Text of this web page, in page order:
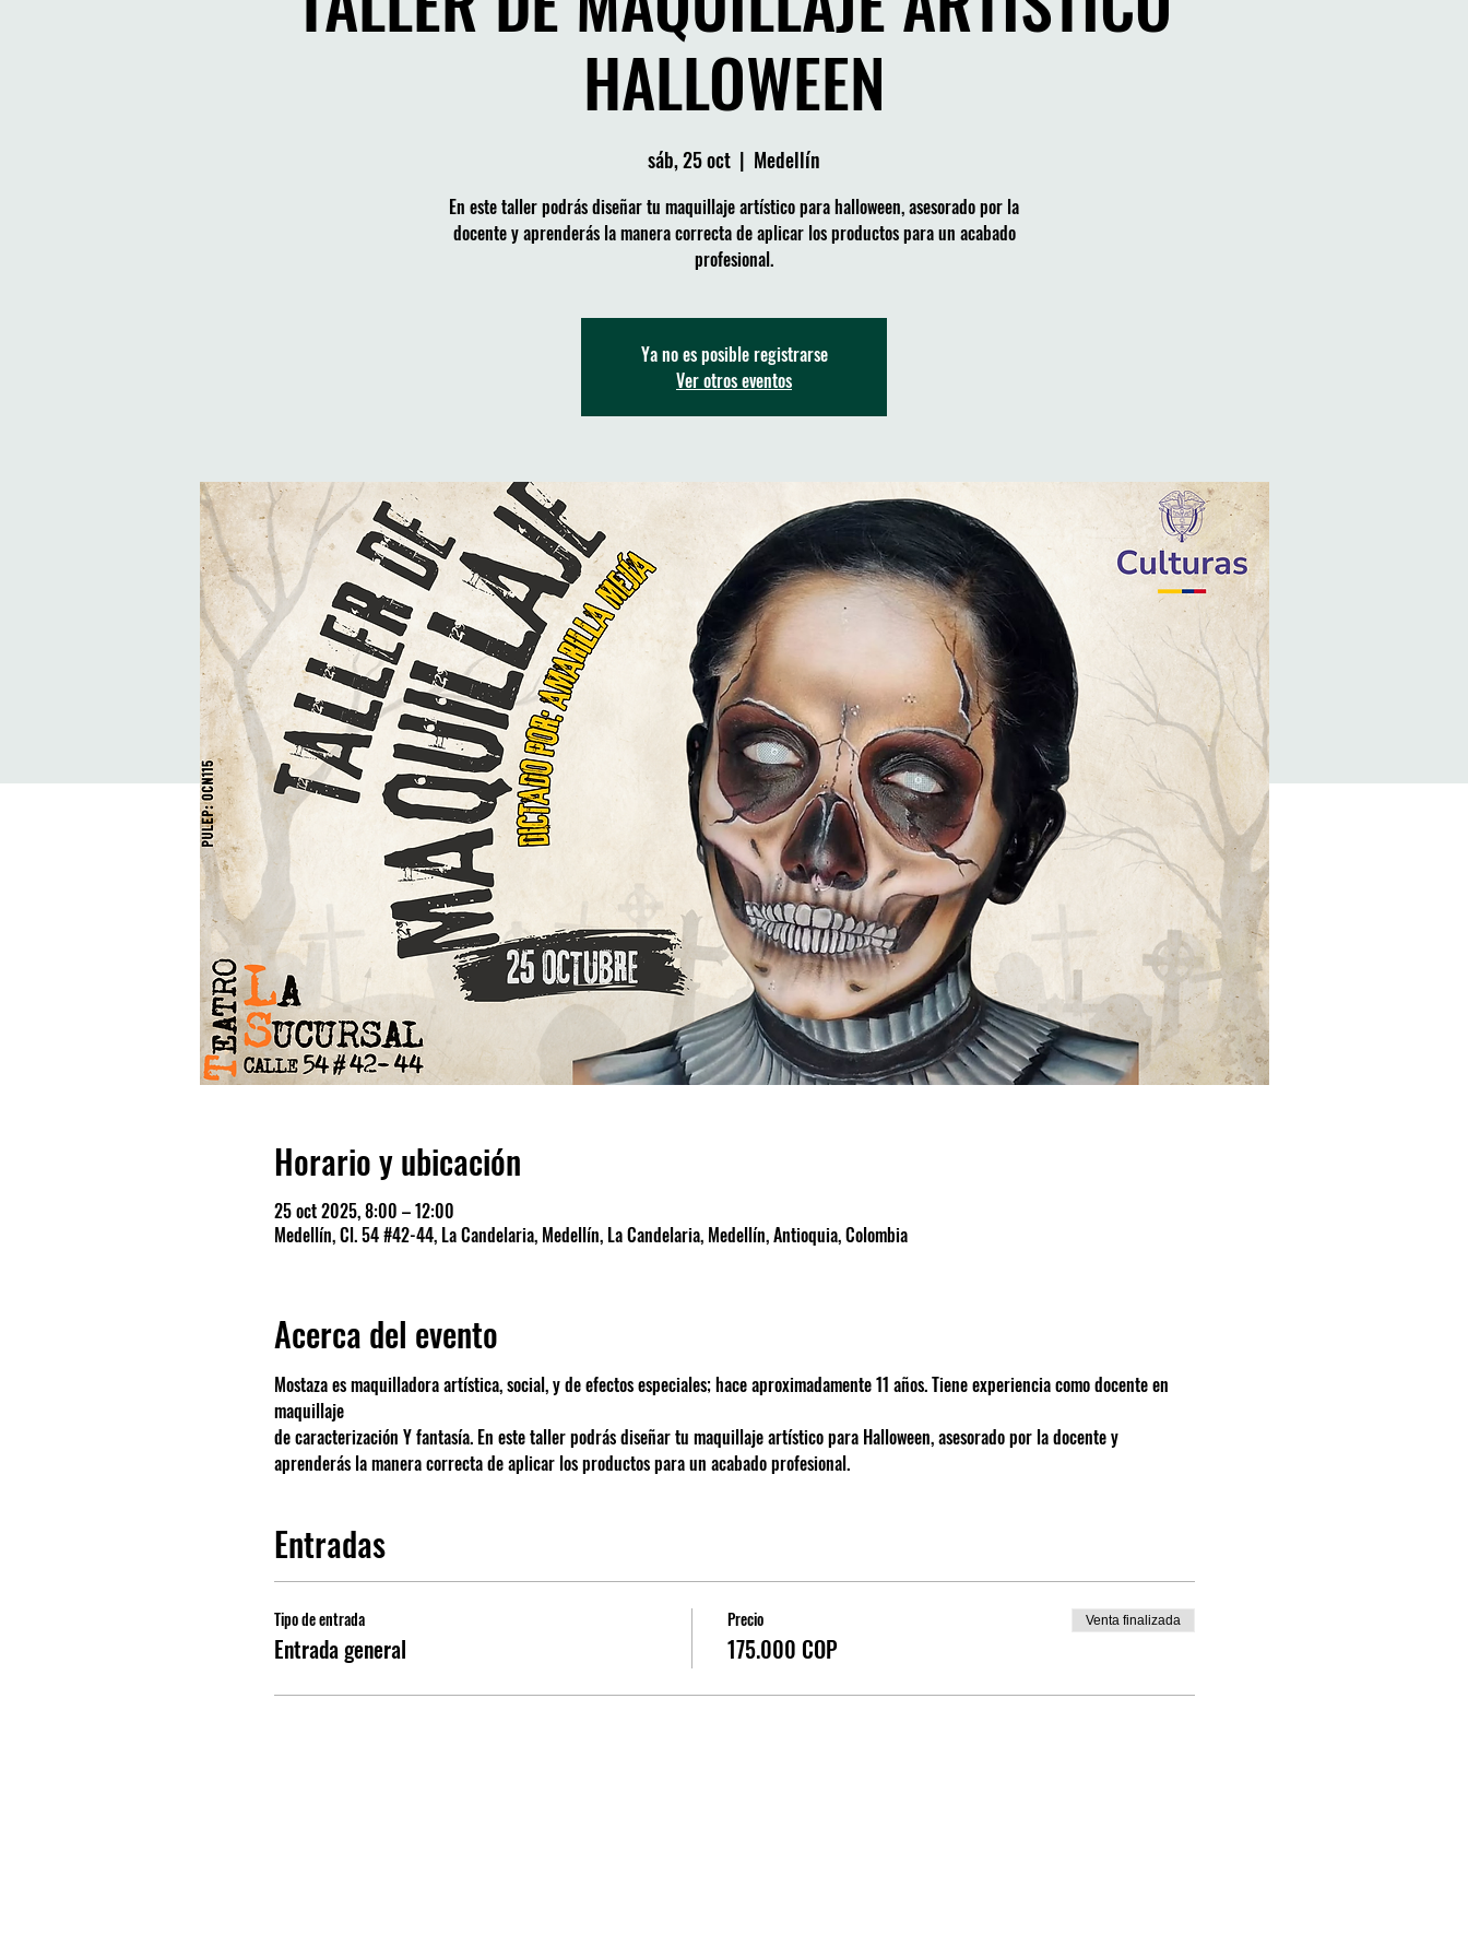
HALLOWEEN
sáb, 25 oct
  |
Medellín
En este taller podrás diseñar tu maquillaje artístico para halloween, asesorado por la
docente y aprenderás la manera correcta de aplicar los productos para un acabado
profesional.
Ya no es posible registrarse
Ver otros eventos
Horario y ubicación
25 oct 2025, 8:00 – 12:00
Medellín, Cl. 54 #42-44, La Candelaria, Medellín, La Candelaria, Medellín, Antioquia, Colombia
Acerca del evento
Mostaza es maquilladora artística, social, y de efectos especiales; hace aproximadamente 11 años. Tiene experiencia como docente en
maquillaje
de caracterización Y fantasía. En este taller podrás diseñar tu maquillaje artístico para Halloween, asesorado por la docente y
aprenderás la manera correcta de aplicar los productos para un acabado profesional.
Entradas
Tipo de entrada
Entrada general
Precio
175.000 COP
Venta finalizada